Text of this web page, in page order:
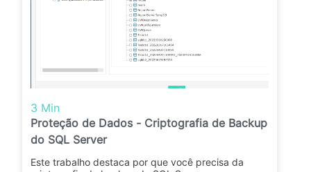
3 Min
Proteção de Dados - Criptografia de Backup
do SQL Server
Este trabalho destaca por que você precisa da